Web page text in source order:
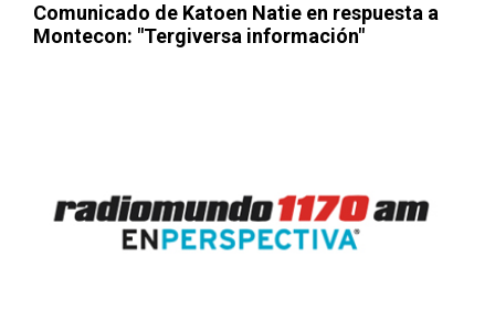
Comunicado de Katoen Natie en respuesta a
Montecon: "Tergiversa información"